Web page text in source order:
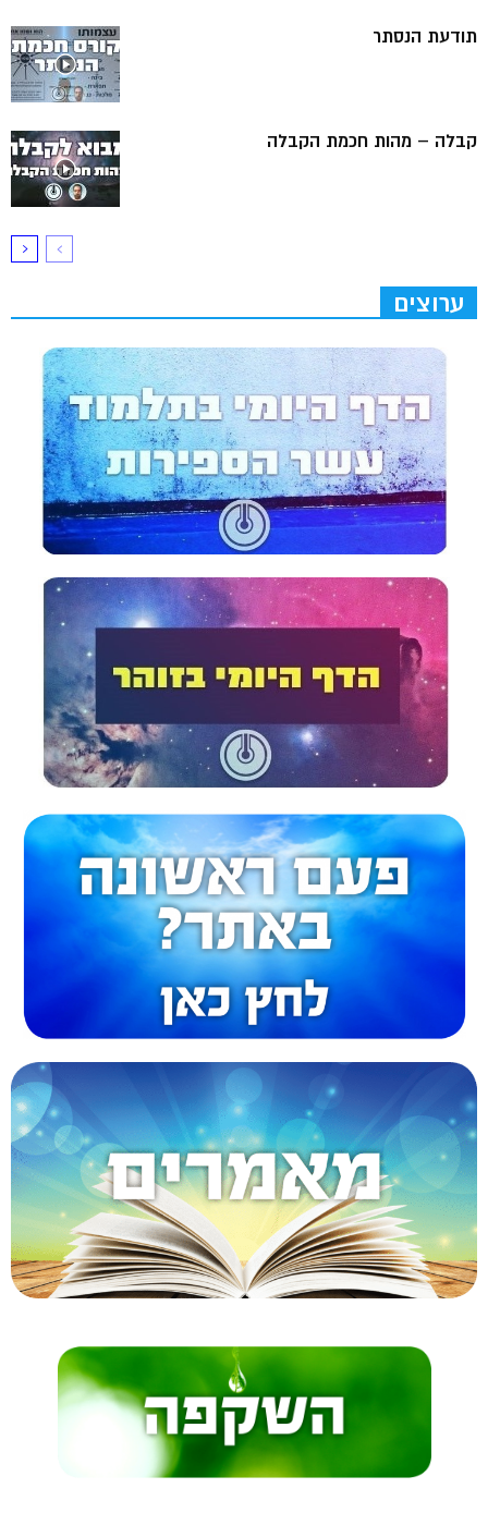
תודעת הנסתר
קבלה – מהות חכמת הקבלה
ערוצים